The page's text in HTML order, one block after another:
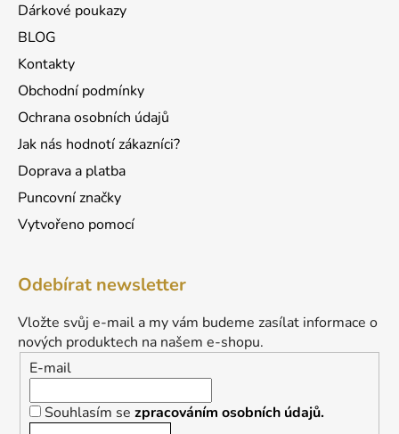
Dárkové poukazy
BLOG
Kontakty
Obchodní podmínky
Ochrana osobních údajů
Jak nás hodnotí zákazníci?
Doprava a platba
Puncovní značky
Vytvořeno pomocí
Odebírat newsletter
Vložte svůj e-mail a my vám budeme zasílat informace o
nových produktech na našem e-shopu.
E-mail
Souhlasím se zpracováním osobních údajů.